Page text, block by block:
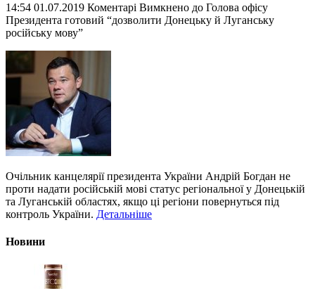
14:54 01.07.2019 Коментарі Вимкнено до Голова офісу
Президента готовий “дозволити Донецьку й Луганську
російську мову”
Очільник канцелярії президента України Андрій Богдан не
проти надати російській мові статус регіональної у Донецькій
та Луганській областях, якщо ці регіони повернуться під
контроль України. Детальніше
Новини